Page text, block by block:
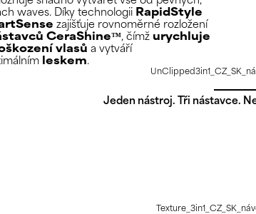
waves. Díky technologii RapidStyle
zajišťuje rovnoměrné rozložení
CeraShine™, čímž urychluje
vlasů a vytváří
leskem.
Jeden nástroj. Tři nástavce.